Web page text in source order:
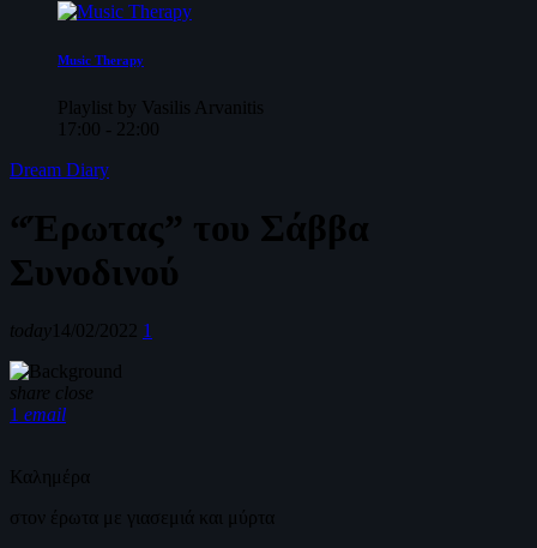
Music Therapy
Playlist by Vasilis Arvanitis
17:00 - 22:00
Dream Diary
“Έρωτας” του Σάββα
Συνοδινού
today 14/02/2022 1
share close
1 email
Καλημέρα
στον έρωτα με γιασεμιά και μύρτα